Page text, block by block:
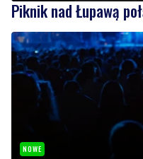
Piknik nad Łupawą
NOWE